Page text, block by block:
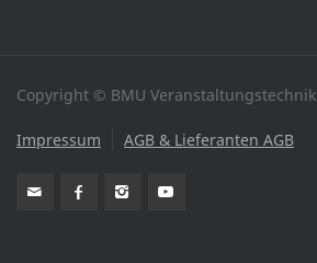
Copyright © BMU Veranstaltungstechnik
Impressum AGB & Lieferanten AGB